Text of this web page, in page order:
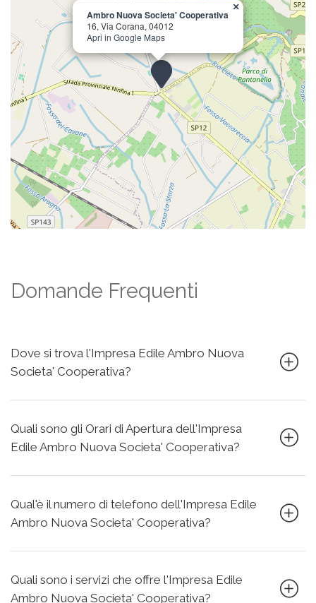
Ambro Nuova Societa' Cooperativa
16, Via Corana, 04012
Apri in Google Maps
×
Domande Frequenti
Dove si trova l'Impresa Edile Ambro Nuova
Societa' Cooperativa?
Quali sono gli Orari di Apertura dell'Impresa
Edile Ambro Nuova Societa' Cooperativa?
Qual'è il numero di telefono dell'Impresa Edile
Ambro Nuova Societa' Cooperativa?
Quali sono i servizi che offre l'Impresa Edile
Ambro Nuova Societa' Cooperativa?